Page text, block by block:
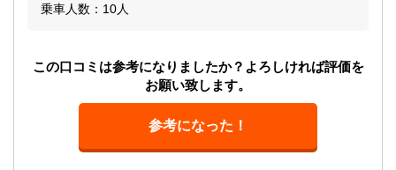
乗車人数：10人
この口コミは参考になりましたか？よろしければ評価を
お願い致します。
参考になった！